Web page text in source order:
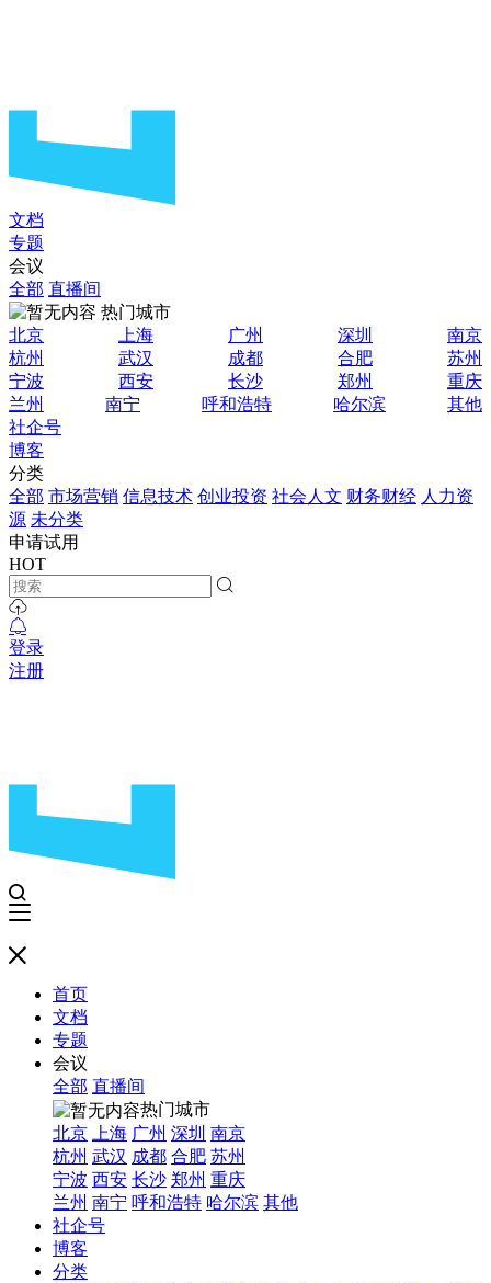
文档
专题
会议
全部 直播间
热门城市
北京
上海 广州 深圳
南京
杭州
武汉 成都 合肥
苏州
宁波
西安 长沙 郑州
重庆
兰州
南宁 呼和浩特 哈尔滨
其他
社企号
博客
分类
全部 市场营销 信息技术 创业投资 社会人文 财务财经 人力资
源 未分类
申请试用
HOT
登录
注册
首页
文档
专题
会议
全部 直播间
热门城市
北京
上海 广州 深圳 南京
杭州 武汉 成都 合肥 苏州
宁波 西安 长沙 郑州 重庆
兰州 南宁 呼和浩特 哈尔滨 其他
社企号
博客
分类